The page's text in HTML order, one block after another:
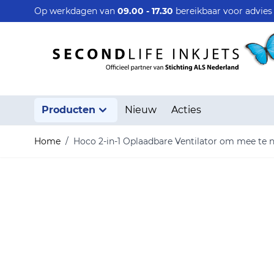
Ga naar de inhoud
Op werkdagen van 09.00 - 17.30 bereikbaar voor
Producten Nieuw Acties
Home / Hoco 2-in-1 Oplaadbare Ventilator om mee te